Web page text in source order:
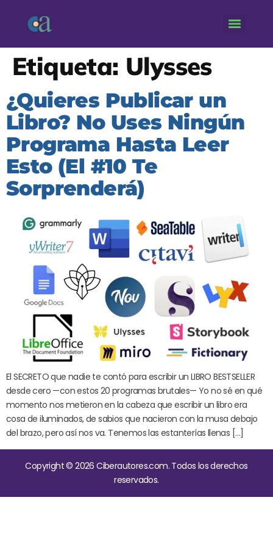
Etiqueta: Ulysses
¿Quieres Publicar un
Libro? No Uses Ningún
Programa Hasta Leer
Esto (El #10 Te
Sorprenderá)
El SECRETO que nadie te contó para escribir un LIBRO BESTSELLER
desde cero —con estos 20 programas brutales— Yo no sé en qué
momento nos metieron en la cabeza que escribir un libro era
cosa de iluminados, de sabios que nacieron con la musa debajo
del brazo, pero así nos va. Tenemos las estanterías llenas […]
Copyright © 2026 Ciberautores.com. Todos los derechos
reservados.